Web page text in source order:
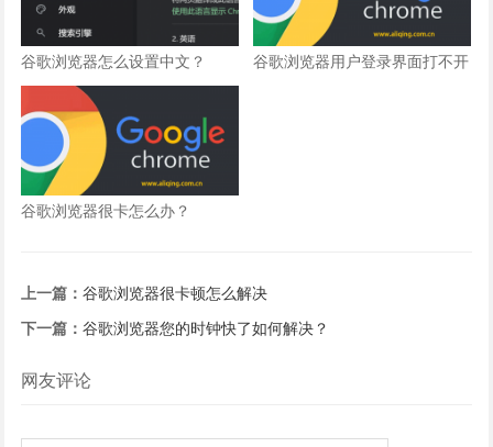
谷歌浏览器怎么设置中文？
谷歌浏览器用户登录界面打不开
谷歌浏览器很卡怎么办？
上一篇：谷歌浏览器很卡顿怎么解决
下一篇：谷歌浏览器您的时钟快了如何解决？
网友评论